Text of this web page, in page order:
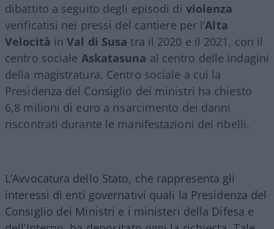
dibattito a seguito degli episodi di violenza
verificatisi nei pressi del cantiere per l’Alta
Velocità inVal di Susa tra il 2020 e il 2021, con il
centro sociale Askatasuna al centro delle indagini
della magistratura. Centro sociale a cui la
Presidenza del Consiglio dei ministri ha chiesto
6,8 milioni di euro a risarcimento dei danni
riscontrati durante le manifestazioni dei ribelli.
L’Avvocatura dello Stato, che rappresenta gli
interessi di enti governativi quali la Presidenza del
Consiglio dei Ministri e i ministeri della Difesa e